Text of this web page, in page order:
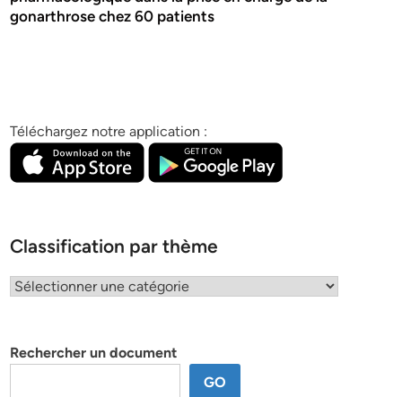
gonarthrose chez 60 patients
Téléchargez notre application :
Classification par thème
Classification
Rechercher un document
GO